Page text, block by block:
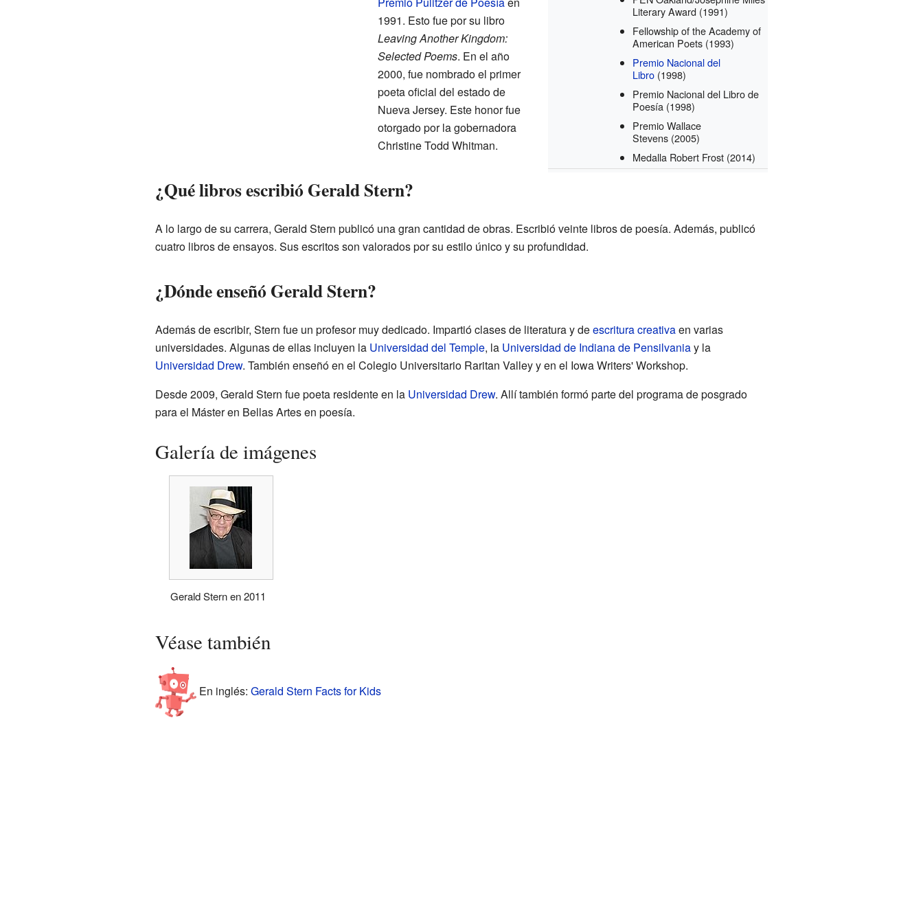
Literary Award (1991)
Fellowship of the Academy of
American Poets (1993)
Premio Nacional del
Libro (1998)
Premio Nacional del Libro de
Poesía (1998)
Premio Wallace
Stevens (2005)
Medalla Robert Frost (2014)
1991. Esto fue por su libro
Leaving Another Kingdom:
Selected Poems. En el año
2000, fue nombrado el primer
poeta oficial del estado de
Nueva Jersey. Este honor fue
otorgado por la gobernadora
Christine Todd Whitman.
¿Qué libros escribió Gerald Stern?
A lo largo de su carrera, Gerald Stern publicó una gran cantidad de obras. Escribió veinte libros de poesía. Además, publicó
cuatro libros de ensayos. Sus escritos son valorados por su estilo único y su profundidad.
¿Dónde enseñó Gerald Stern?
Además de escribir, Stern fue un profesor muy dedicado. Impartió clases de literatura y deescritura creativaen varias
universidades. Algunas de ellas incluyen la Universidad del Temple, la Universidad de Indiana de Pensilvaniay la
Universidad Drew. También enseñó en el Colegio Universitario Raritan Valley y en el Iowa Writers' Workshop.
Desde 2009, Gerald Stern fue poeta residente en la Universidad Drew. Allí también formó parte del programa de posgrado
para el Máster en Bellas Artes en poesía.
Galería de imágenes
Gerald Stern en 2011
Véase también
En inglés: Gerald Stern Facts for Kids